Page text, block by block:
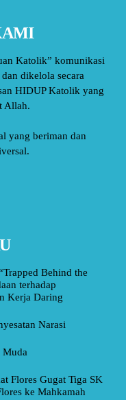
Katolik” komunikasi
dikelola secara
HIDUP Katolik yang
Allah.
yang beriman dan
Behind the
terhadap
Kerja Daring
Narasi
Muda
Flores Gugat Tiga SK
ke Mahkamah